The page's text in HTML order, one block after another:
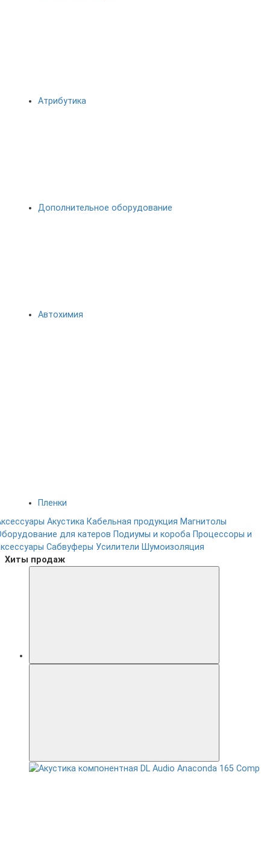
Атрибутика
Дополнительное оборудование
Автохимия
Пленки
Акустика Кабельная продукция Магнитолы
для катеров Подиумы и короба Процессоры и
Сабвуферы Усилители Шумоизоляция
Хиты продаж